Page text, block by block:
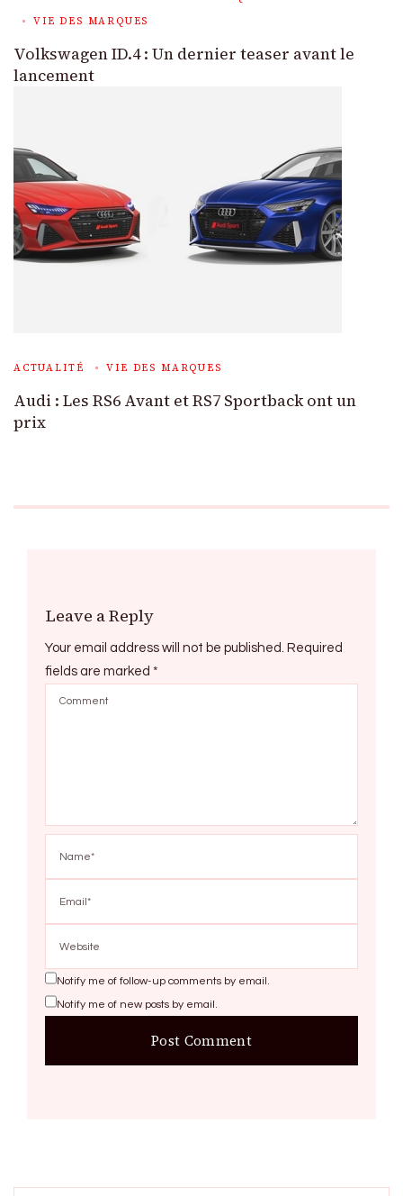
VIE DES MARQUES
Volkswagen ID.4 : Un dernier teaser avant le
lancement
ACTUALITÉ VIE DES MARQUES
Audi : Les RS6 Avant et RS7 Sportback ont un
prix
Leave a Reply
Your email address will not be published. Required
fields are marked *
Notify me of follow-up comments by email.
Notify me of new posts by email.